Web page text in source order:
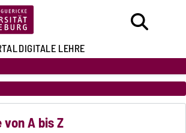
DIGITALE LEHRE
A bis Z